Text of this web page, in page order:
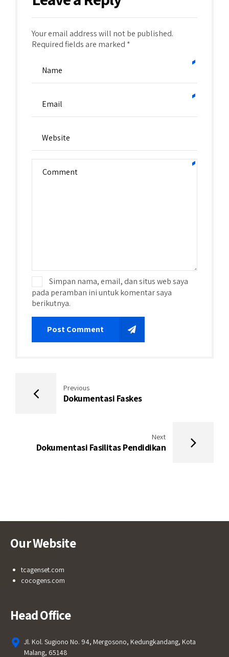
Your email address will not be published.
Required fields are marked *
Simpan nama, email, dan situs web saya
pada peramban ini untuk komentar saya
berikutnya.
Post Comment
Previous
Dokumentasi Faskes
Next
Dokumentasi Fasilitas Pendidikan
Our Website
tcagenset.com
cocogens.com
Head Office
Jl. Kol. Sugiono No. 94, Mergosono, Kedungkandang, Kota
Malang, 65148